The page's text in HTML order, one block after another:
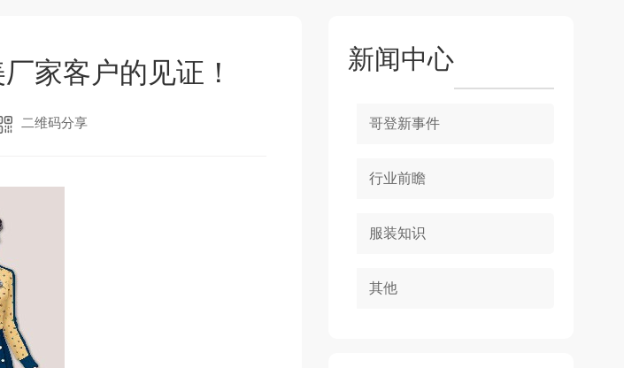
2
家客户的见证！
二维码分享
新闻中心
哥登新事件
行业前瞻
服装知识
其他